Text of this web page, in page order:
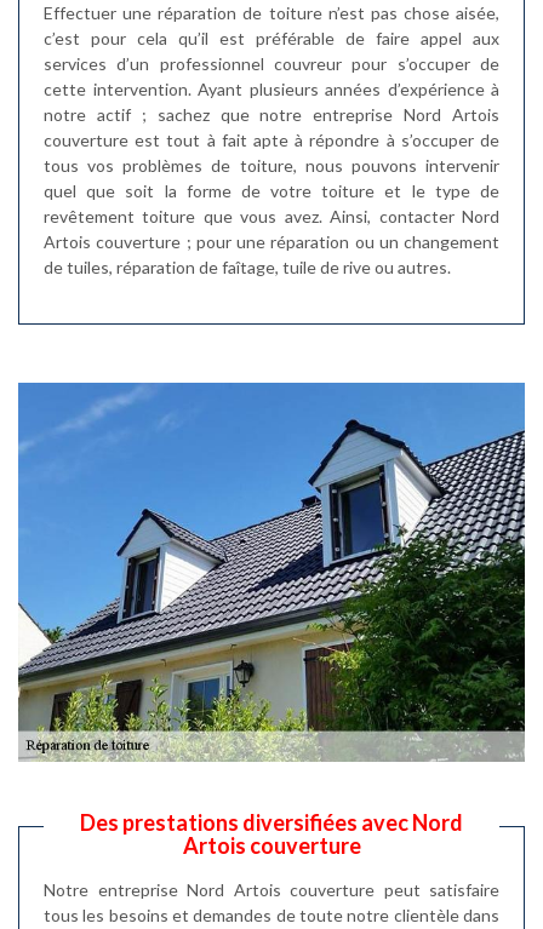
Effectuer une réparation de toiture n’est pas chose aisée,
c’est pour cela qu’il est préférable de faire appel aux
services d’un professionnel couvreur pour s’occuper de
cette intervention. Ayant plusieurs années d’expérience à
notre actif ; sachez que notre entreprise Nord Artois
couverture est tout à fait apte à répondre à s’occuper de
tous vos problèmes de toiture, nous pouvons intervenir
quel que soit la forme de votre toiture et le type de
revêtement toiture que vous avez. Ainsi, contacter Nord
Artois couverture ; pour une réparation ou un changement
de tuiles, réparation de faîtage, tuile de rive ou autres.
Des prestations diversifiées avec Nord
Artois couverture
Notre entreprise Nord Artois couverture peut satisfaire
tous les besoins et demandes de toute notre clientèle dans